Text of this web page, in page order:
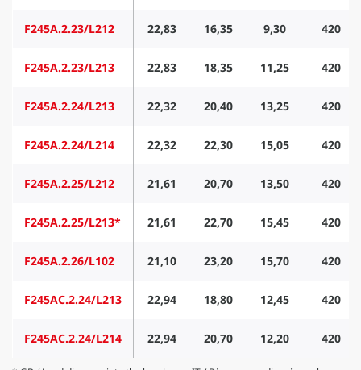
F245A.2.23/L212 22,83 16,35 9,30 420
F245A.2.23/L213 22,83 18,35 11,25 420
F245A.2.24/L213 22,32 20,40 13,25 420
F245A.2.24/L214 22,32 22,30 15,05 420
F245A.2.25/L212 21,61 20,70 13,50 420
F245A.2.25/L213* 21,61 22,70 15,45 420
F245A.2.26/L102 21,10 23,20 15,70 420
F245AC.2.24/L213 22,94 18,80 12,45 420
F245AC.2.24/L214 22,94 20,70 12,20 420